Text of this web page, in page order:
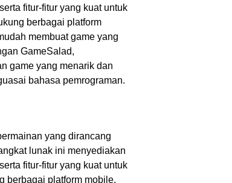
fitur-fitur yang kuat untuk
berbagai platform
membuat game yang
GameSalad,
game yang menarik dan
bahasa pemrograman.
yang dirancang
lunak ini menyediakan
fitur-fitur yang kuat untuk
berbagai platform mobile,